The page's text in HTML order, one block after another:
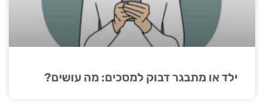
ילד או מתבגר דבוק למסכים: מה עושים?